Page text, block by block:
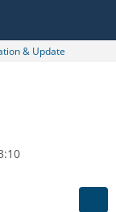
& Update